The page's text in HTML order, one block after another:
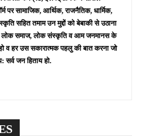
पर सामाजिक, आर्थिक, राजनैतिक, धार्मिक,
सहित तमाम उन मुद्दों को बेबाकी से उठाना
लोक समाज, लोक संस्कृति व आम जनमानस के
व हर उस सकारात्मक पहलु की बात करना जो
सर्व जन हिताय हो.